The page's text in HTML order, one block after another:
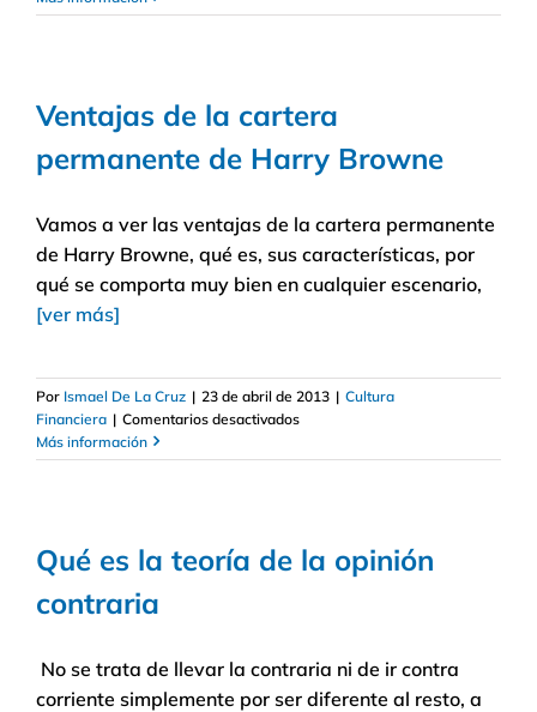
Ventajas de la cartera
permanente de Harry Browne
Vamos a ver las ventajas de la cartera permanente
de Harry Browne, qué es, sus características, por
qué se comporta muy bien en cualquier escenario,
[ver más]
Por Ismael De La Cruz | 23 de abril de 2013 | Cultura
Financiera | Comentarios desactivadosen
de
de
Harry
Más información
Qué es la teoría de la opinión
contraria
No se trata de llevar la contraria ni de ir contra
corriente simplemente por ser diferente al resto, a